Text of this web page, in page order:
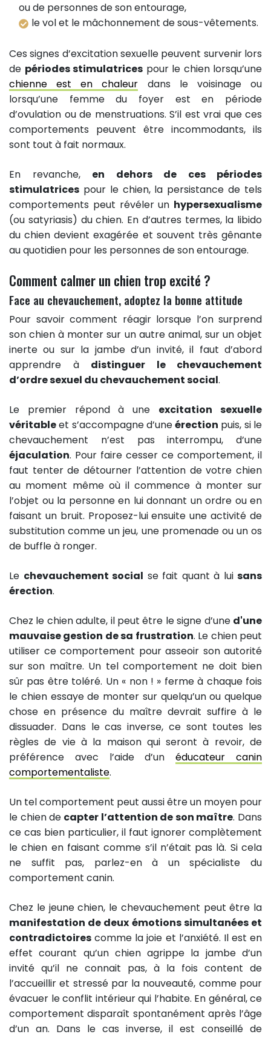
ou de personnes de son entourage,
le vol et le mâchonnement de sous-vêtements.
Ces signes d’excitation sexuelle peuvent survenir lors
de périodes stimulatrices pour le chien lorsqu’une
chienne est en chaleur dans le voisinage ou
lorsqu’une femme du foyer est en période
d’ovulation ou de menstruations. S’il est vrai que ces
comportements peuvent être incommodants, ils
sont tout à fait normaux.
En revanche, en dehors de ces périodes
stimulatrices pour le chien, la persistance de tels
comportements peut révéler un hypersexualisme
(ou satyriasis) du chien. En d’autres termes, la libido
du chien devient exagérée et souvent très gênante
au quotidien pour les personnes de son entourage.
Comment calmer un chien trop excité ?
Face au chevauchement, adoptez la bonne attitude
Pour savoir comment réagir lorsque l’on surprend
son chien à monter sur un autre animal, sur un objet
inerte ou sur la jambe d’un invité, il faut d’abord
apprendre à distinguer le chevauchement
d’ordre sexuel du chevauchement social.
Le premier répond à une excitation sexuelle
véritableet s’accompagne d’uneérection puis, si le
chevauchement n’est pas interrompu, d’une
éjaculation. Pour faire cesser ce comportement, il
faut tenter de détourner l’attention de votre chien
au moment même où il commence à monter sur
l’objet ou la personne en lui donnant un ordre ou en
faisant un bruit. Proposez-lui ensuite une activité de
substitution comme un jeu, une promenade ou un os
de buffle à ronger.
Le chevauchement social se fait quant à lui sans
érection.
Chez le chien adulte, il peut être le signe d’une d'une
mauvaise gestion de sa frustration. Le chien peut
utiliser ce comportement pour asseoir son autorité
sur son maître. Un tel comportement ne doit bien
sûr pas être toléré. Un « non ! » ferme à chaque fois
le chien essaye de monter sur quelqu’un ou quelque
chose en présence du maître devrait suffire à le
dissuader. Dans le cas inverse, ce sont toutes les
règles de vie à la maison qui seront à revoir, de
préférence avec l’aide d’unéducateur canin
comportementaliste.
Un tel comportement peut aussi être un moyen pour
le chien de capter l’attention de son maître. Dans
ce cas bien particulier, il faut ignorer complètement
le chien en faisant comme s’il n’était pas là. Si cela
ne suffit pas, parlez-en à un spécialiste du
comportement canin.
Chez le jeune chien, le chevauchement peut être la
manifestation de deux émotions simultanées et
contradictoires comme la joie et l’anxiété. Il est en
effet courant qu’un chien agrippe la jambe d’un
invité qu’il ne connait pas, à la fois content de
l’accueillir et stressé par la nouveauté, comme pour
évacuer le conflit intérieur qui l’habite. En général, ce
comportement disparaît spontanément après l’âge
d’un an. Dans le cas inverse, il est conseillé de